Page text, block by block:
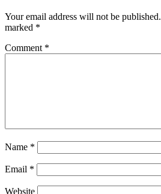
Your email address will not be published.
marked *
Comment *
Name *
Email *
Website